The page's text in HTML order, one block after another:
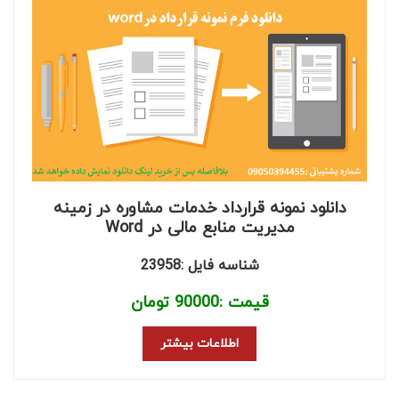
دانلود نمونه قرارداد خدمات مشاوره در زمینه
مدیریت منابع مالی در Word
شناسه فایل :23958
قیمت :90000 تومان
اطلاعات بیشتر